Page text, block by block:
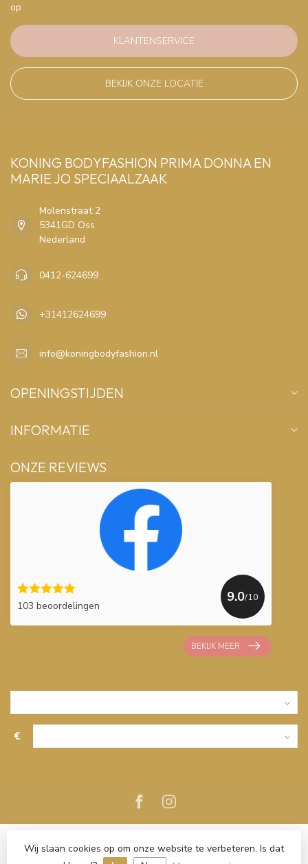
op
KLANTENSERVICE
BEKIJK ONZE LOCATIE
KONING BODYFASHION PRIMA DONNA EN
MARIE JO SPECIAALZAAK
Molenstraat 2
5341GD Oss
Nederland
0412-624699
+31412624699
info@koningbodyfashion.nl
OPENINGSTIJDEN
INFORMATIE
ONZE REVIEWS
103 beoordelingen
9.0/10
BEKIJK MEER
€
Wij slaan cookies op om onze website te verbeteren. Is dat